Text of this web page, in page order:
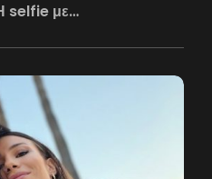
selfie με…